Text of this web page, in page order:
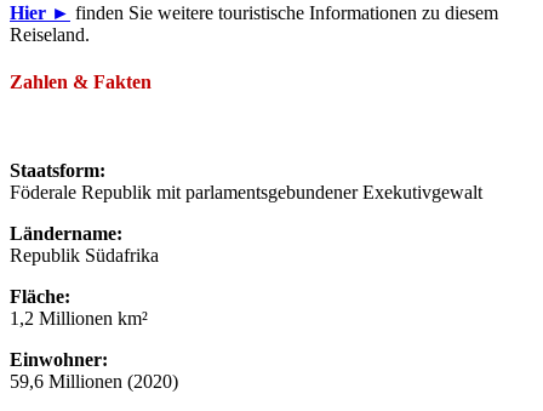
Hier ► finden Sie weitere touristische Informationen zu diesem
Reiseland.
Zahlen & Fakten
Staatsform:
Föderale Republik mit parlamentsgebundener Exekutivgewalt
Ländername:
Republik Südafrika
Fläche:
1,2 Millionen km²
Einwohner:
59,6 Millionen (2020)